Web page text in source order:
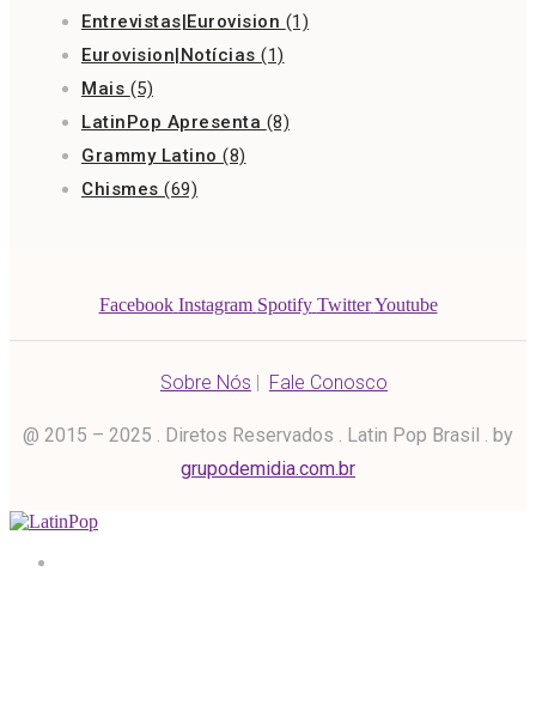
Entrevistas|Eurovision (1)
Eurovision|Notícias (1)
Mais (5)
LatinPop Apresenta (8)
Grammy Latino (8)
Chismes (69)
Facebook Instagram Spotify Twitter Youtube
Sobre Nós | Fale Conosco
@ 2015 – 2025 . Diretos Reservados . Latin Pop Brasil . by
grupodemidia.com.br